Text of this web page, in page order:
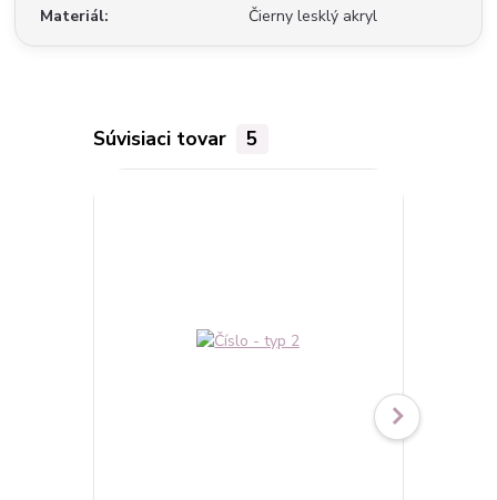
Materiál Čierny lesklý akryl
Súvisiaci tovar 5